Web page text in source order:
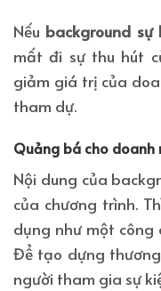
Nếu background sự
mất đi sự thu hút
giảm giá trị của
tham dự.
Quảng bá cho doanh
Nội dung của
của chương trình.
dụng như một công
Để tạo dựng
người tham gia sự